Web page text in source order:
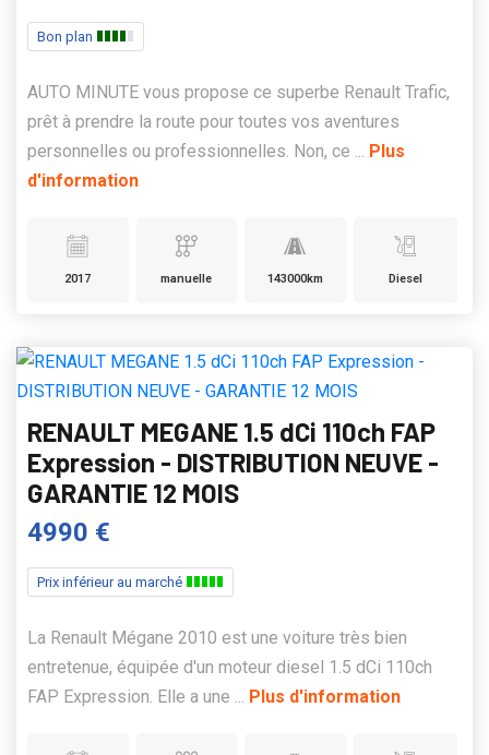
Bon plan
AUTO MINUTE vous propose ce superbe Renault Trafic,
prêt à prendre la route pour toutes vos aventures
personnelles ou professionnelles. Non, ce ... Plus
d'information
2017 manuelle 143000km Diesel
RENAULT MEGANE 1.5 dCi 110ch FAP
Expression - DISTRIBUTION NEUVE -
GARANTIE 12 MOIS
4990 €
Prix inférieur au marché
La Renault Mégane 2010 est une voiture très bien
entretenue, équipée d'un moteur diesel 1.5 dCi 110ch
FAP Expression. Elle a une ... Plus d'information